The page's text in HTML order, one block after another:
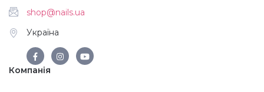
Фольга для лиття (ефект кракелюра)
Аксесуари
shop@nails.ua
Україна
Компанія